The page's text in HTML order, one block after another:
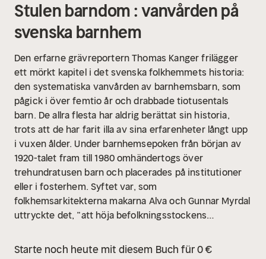
Stulen barndom : vanvården på
svenska barnhem
Den erfarne grävreportern Thomas Kanger frilägger
ett mörkt kapitel i det svenska folkhemmets historia:
den systematiska vanvården av barnhemsbarn, som
pågick i över femtio år och drabbade tiotusentals
barn. De allra flesta har aldrig berättat sin historia,
trots att de har farit illa av sina erfarenheter långt upp
i vuxen ålder. Under barnhemsepoken från början av
1920-talet fram till 1980 omhändertogs över
trehundratusen barn och placerades på institutioner
eller i fosterhem. Syftet var, som
folkhemsarkitekterna makarna Alva och Gunnar Myrdal
uttryckte det, ”att höja befolkningsstockens
fall för ett besinningslöst och meningslöst lidande.
Starte noch heute mit diesem Buch für 0 €